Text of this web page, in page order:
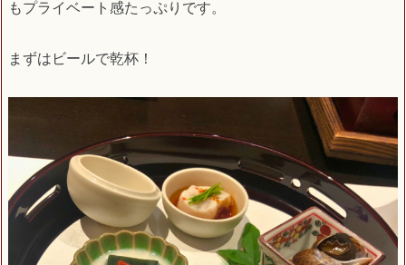
もプライベート感たっぷりです。
まずはビールで乾杯！